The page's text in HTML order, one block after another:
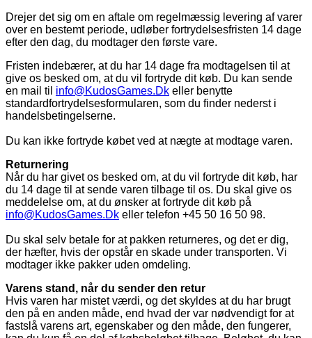
Drejer det sig om en aftale om regelmæssig levering af varer
over en bestemt periode, udløber fortrydelsesfristen 14 dage
efter den dag, du modtager den første vare.
Fristen indebærer, at du har 14 dage fra modtagelsen til at
give os besked om, at du vil fortryde dit køb. Du kan sende
en mail til info@KudosGames.Dk eller benytte
standardfortrydelsesformularen, som du finder nederst i
handelsbetingelserne.
Du kan ikke fortryde købet ved at nægte at modtage varen.
Returnering
Når du har givet os besked om, at du vil fortryde dit køb, har
du 14 dage til at sende varen tilbage til os. Du skal give os
meddelelse om, at du ønsker at fortryde dit køb på
info@KudosGames.Dk eller telefon +45 50 16 50 98.
Du skal selv betale for at pakken returneres, og det er dig,
der hæfter, hvis der opstår en skade under transporten. Vi
modtager ikke pakker uden omdeling.
Varens stand, når du sender den retur
Hvis varen har mistet værdi, og det skyldes at du har brugt
den på en anden måde, end hvad der var nødvendigt for at
fastslå varens art, egenskaber og den måde, den fungerer,